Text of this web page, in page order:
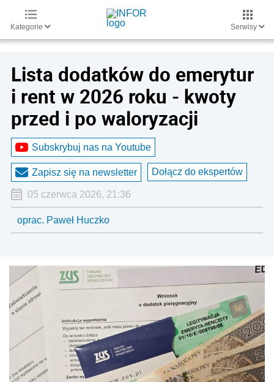
Kategorie Serwisy
Lista dodatków do emerytur
i rent w 2026 roku - kwoty
przed i po waloryzacji
Subskrybuj nas na Youtube
Zapisz się na newsletter Dołącz do ekspertów
05 czerwca 2026, 21:36
oprac. Paweł Huczko